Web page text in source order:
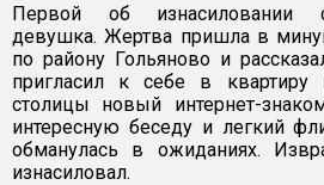
Первой об изнасиловании
девушка. Жертва пришла в
по району Гольяново и
пригласил к себе в квартиру
столицы новый интернет-
интересную беседу и легкий
обманулась в ожиданиях.
изнасиловал.